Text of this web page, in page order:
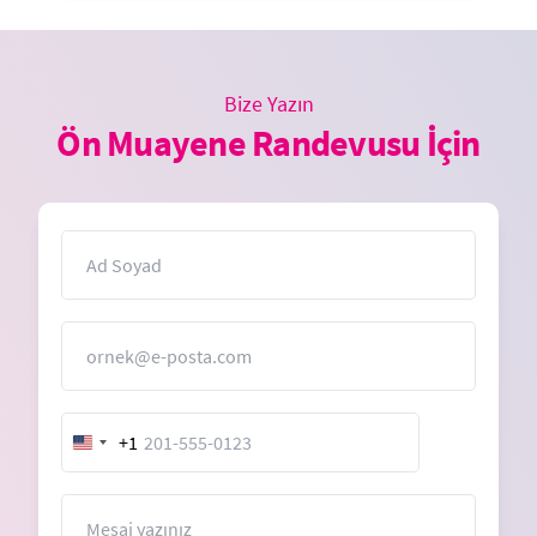
Bize Yazın
Ön Muayene Randevusu İçin
United
States
+1